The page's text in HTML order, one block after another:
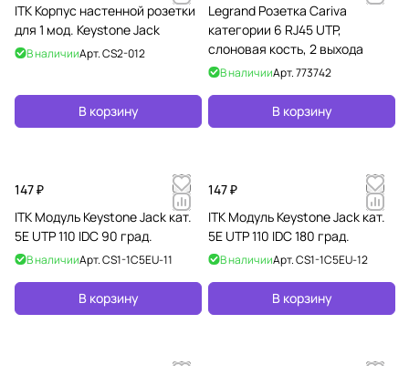
ITK Корпус настенной розетки
для 1 мод. Keystone Jack
В наличииАрт.CS2-012
В корзину
Legrand Розетка Cariva
категории 6 RJ45 UTP,
слоновая кость, 2 выхода
В наличииАрт.773742
В корзину
147 ₽
ITK Модуль Keystone Jack кат.
5E UTP 110 IDC 90 град.
В наличииАрт.CS1-1C5EU-11
В корзину
147 ₽
ITK Модуль Keystone Jack кат.
5E UTP 110 IDC 180 град.
В наличииАрт.CS1-1C5EU-12
В корзину